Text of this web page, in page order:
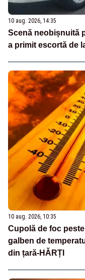
10 aug. 2026, 14:35
Scenă neobișnuită
a primit escortă de
10 aug. 2026, 10:35
Cupolă de foc
galben de
din țară-HĂRȚI